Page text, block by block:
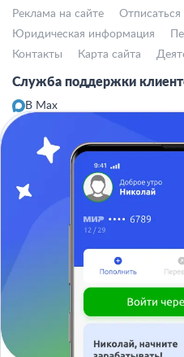
Реклама на сайте
Отписаться
Юридическая информация
Контакты
Карта сайта
Служба поддержки
В Max
Пн-пт с 10:00 до 17:00
117342, Москва, ул. Бутлерова,
БЦ Neo Geo, офис 4070
ООО «АРСфин» используются
сервиса, с целью повышения
представляют собой небольшие
информацию о прошлых посещениях
использованием файлов «cookie»,